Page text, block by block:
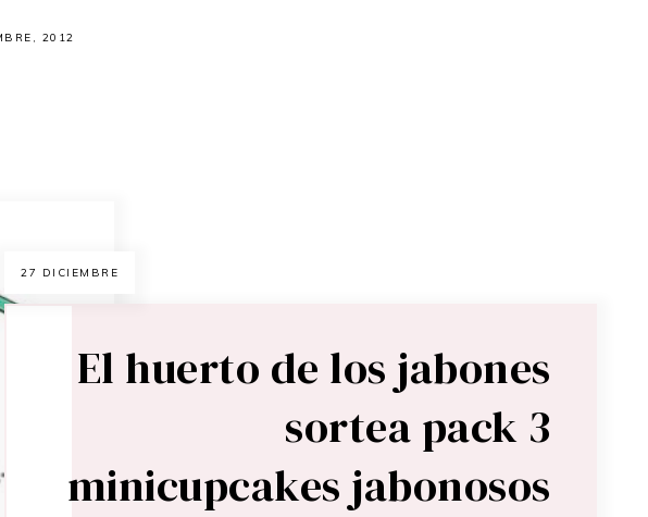
2012
27 DICIEMBRE
El huerto de los jabones
sortea pack 3
minicupcakes jabonosos